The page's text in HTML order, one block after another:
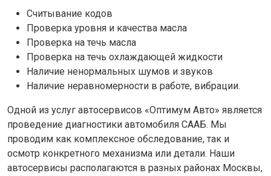
Считывание кодов
Проверка уровня и качества масла
Проверка на течь масла
Проверка на течь охлаждающей жидкости
Наличие ненормальных шумов и звуков
Наличие неравномерности в работе, вибрации.
Одной из услуг автосервисов «Оптимум Авто» является
проведение диагностики автомобиля СААБ. Мы
проводим как комплексное обследование, так и
осмотр конкретного механизма или детали. Наши
автосервисы располагаются в разных районах Москвы,